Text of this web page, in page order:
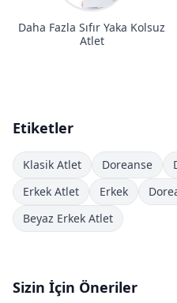
Daha Fazla Sıfır Yaka Kolsuz
Atlet
Etiketler
Klasik Atlet Doreanse
Erkek Atlet
Erkek
Beyaz Erkek Atlet
Sizin İçin Öneriler